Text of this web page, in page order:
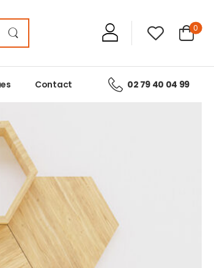
0
Contact 02 79 40 04 99